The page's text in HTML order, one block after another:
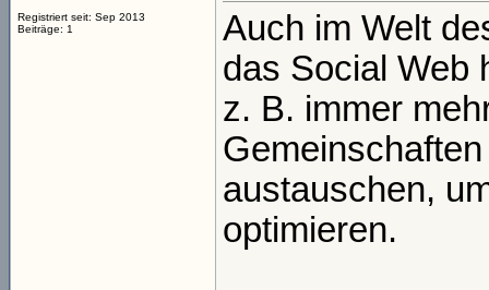
Registriert seit: Sep 2013
Beiträge: 1
Auch im Welt
das Social Web
z. B. immer
austauschen,
optimieren.